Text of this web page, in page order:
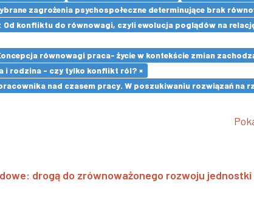
zagrożenia psychospołeczne determinujące brak
konfliktu do równowagi, czyli ewolucja poglądów na
równowagi praca- życie w kontekście zmian
i rodzina - czy tylko konflikt ról? ×
nad czasem pracy. W poszukiwaniu rozwiązań na
drogą do zrównoważonego rozwoju